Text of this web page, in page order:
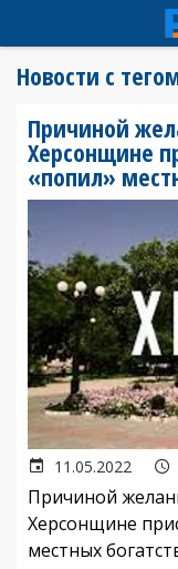
содержанию
Новости с
Причиной
Херсонщине
«попил»
11.05.2022
Причиной
Херсонщине
местных